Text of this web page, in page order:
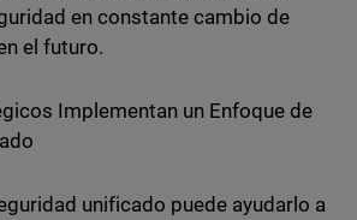
en constante cambio de
el futuro.
Implementan un Enfoque de
unificado puede ayudarlo a